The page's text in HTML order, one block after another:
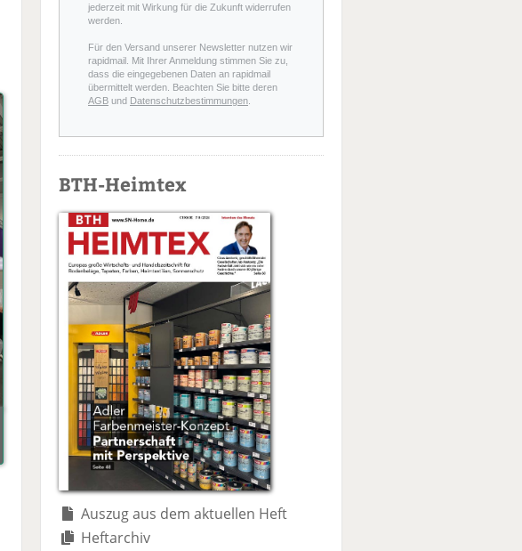
jederzeit mit Wirkung für die Zukunft widerrufen
werden.
Für den Versand unserer Newsletter nutzen wir
rapidmail. Mit Ihrer Anmeldung stimmen Sie zu,
dass die eingegebenen Daten an rapidmail
übermittelt werden. Beachten Sie bitte deren
AGB und Datenschutzbestimmungen
BTH-Heimtex
Auszug aus dem aktuellen Heft
Heftarchiv